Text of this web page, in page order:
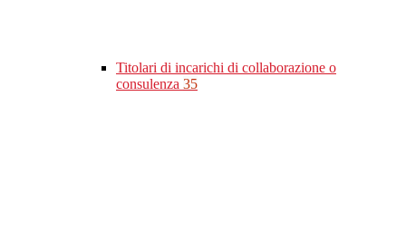
Titolari di incarichi di collaborazione o
consulenza 35